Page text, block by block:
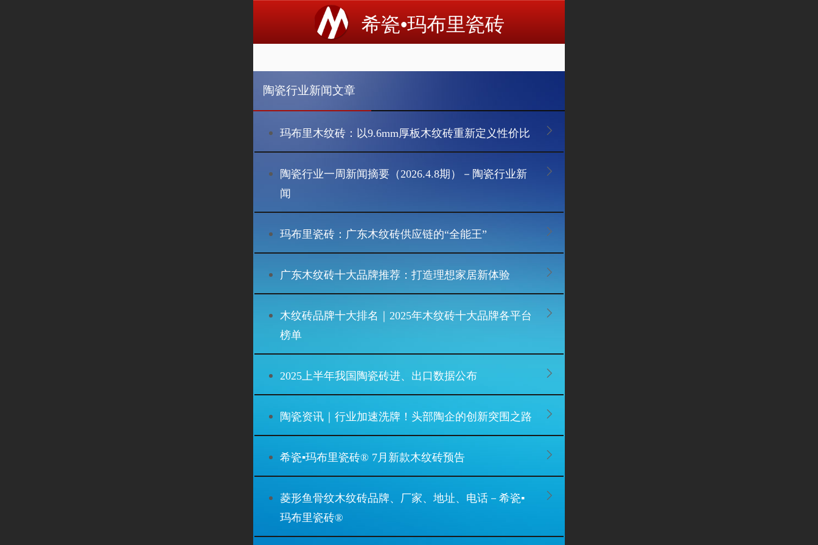
希瓷•玛布里瓷砖
陶瓷行业新闻文章
玛布里木纹砖：以9.6mm厚板木纹砖重新定义性价比
陶瓷行业一周新闻摘要（2026.4.8期）－陶瓷行业新
闻
玛布里瓷砖：广东木纹砖供应链的“全能王”
广东木纹砖十大品牌推荐：打造理想家居新体验
木纹砖品牌十大排名｜2025年木纹砖十大品牌各平台
榜单
2025上半年我国陶瓷砖进、出口数据公布
陶瓷资讯｜行业加速洗牌！头部陶企的创新突围之路
希瓷▪玛布里瓷砖® 7月新款木纹砖预告
菱形鱼骨纹木纹砖品牌、厂家、地址、电话－希瓷▪
玛布里瓷砖®